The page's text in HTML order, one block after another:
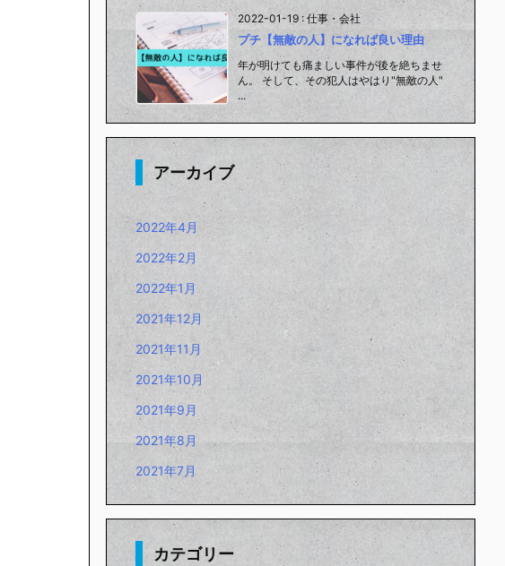
2022-01-19 : 仕事・会社
プチ【無敵の人】になれば良い理由
年が明けても痛ましい事件が後を絶ちませ
ん。 そして、その犯人はやはり"無敵の人"
...
アーカイブ
2022年4月
2022年2月
2022年1月
2021年12月
2021年11月
2021年10月
2021年9月
2021年8月
2021年7月
カテゴリー